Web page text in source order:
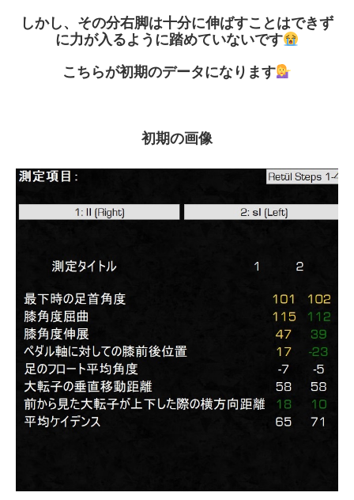
しかし、その分右脚は十分に伸ばすことはできず
に力が入るように踏めていないです
こちらが初期のデータになります
初期の画像